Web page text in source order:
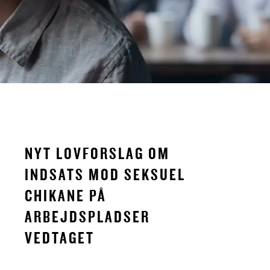
NYT LOVFORSLAG OM
INDSATS MOD SEKSUEL
CHIKANE PÅ
ARBEJDSPLADSER
VEDTAGET